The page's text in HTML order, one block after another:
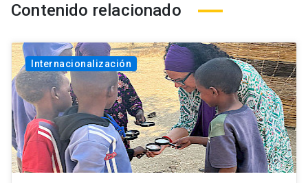
Contenido relacionado
Internacionalización